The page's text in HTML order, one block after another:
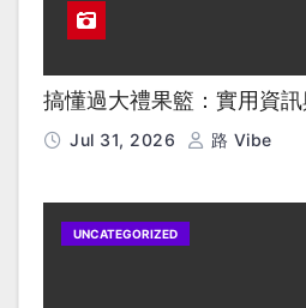
搞懂過大禮果籃：實用資
Jul 31, 2026 路 Vibe
UNCATEGORIZED